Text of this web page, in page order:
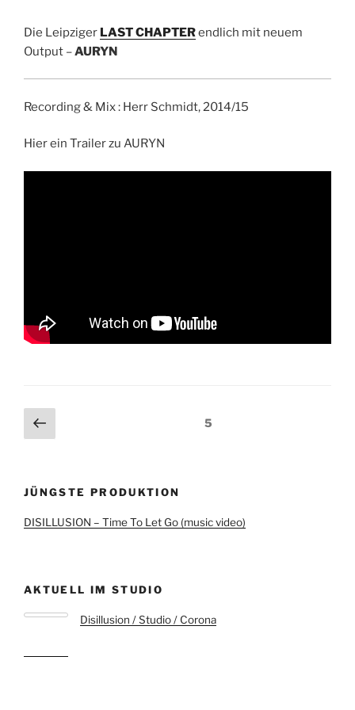
Die Leipziger LAST CHAPTERendlich mit neuem
Output –AURYN
Recording & Mix : Herr Schmidt, 2014/15
Hier ein Trailer zu AURYN
Beitragsnavigation
Vorherige
Seite
Seite5
JÜNGSTE PRODUKTION
DISILLUSION – Time To Let Go (music video)
AKTUELL IM STUDIO
Disillusion / Studio / Corona